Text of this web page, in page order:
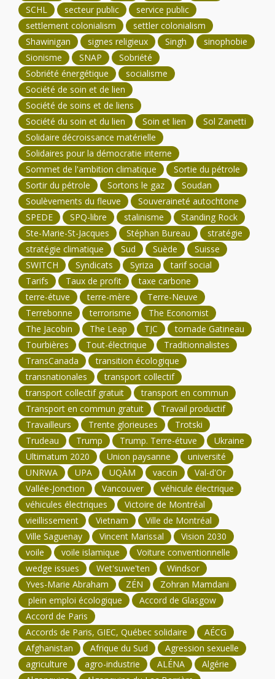
SCHL
secteur public
service public
settlement colonialism
settler colonialism
Shawinigan
signes religieux Singh
sinophobie
Sionisme
SNAP
Sobriété
Sobriété énergétique
socialisme
Société de soin et de lien
Société de soins et de liens
Société du soin et du lien
Soin et lien
Sol Zanetti
Solidaire décroissance matérielle
Solidaires pour la démocratie interne
Sommet de l'ambition climatique
Sortie du pétrole
Sortir du pétrole
Sortons le gaz
Soudan
Soulèvements du fleuve
Souveraineté autochtone
SPEDE
SPQ-libre stalinisme
Standing Rock
Ste-Marie-St-Jacques
Stéphan Bureau
stratégie
stratégie climatique
Sud Suède
Suisse
SWITCH
Syndicats Syriza
tarif social
Tarifs
Taux de profit
taxe carbone
terre-étuve
terre-mère
Terre-Neuve
Terrebonne
terrorisme
The Economist
The Jacobin
The Leap TJC
tornade Gatineau
Tourbières
Tout-électrique
Traditionnalistes
TransCanada
transition écologique
transnationales
transport collectif
transport collectif gratuit
transport en commun
Transport en commun gratuit
Travail productif
Travailleurs
Trente glorieuses
Trotski
Trudeau
Trump Trump. Terre-étuve
Ukraine
Ultimatum 2020
Union paysanne
université
UNRWA
UPA UQÀM vaccin
Val-d'Or
Vallée-Jonction
Vancouver
véhicule électrique
véhicules électriques
Victoire de Montréal
vieillissement
Vietnam
Ville de Montréal
Ville Saguenay
Vincent Marissal
Vision 2030
voile
voile islamique
Voiture conventionnelle
wedge issues
Wet'suwe'ten
Windsor
Yves-Marie Abraham
ZÉN
Zohran Mamdani
plein emploi écologique
Accord de Glasgow
Accord de Paris
Accords de Paris, GIEC, Québec solidaire
AÉCG
Afghanistan
Afrique du Sud
Agression sexuelle
agriculture
agro-industrie ALÉNA
Algérie